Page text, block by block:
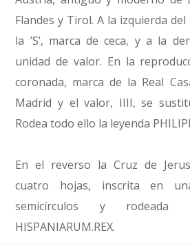
Flandes y Tirol. A la izquierda
la ’S’, marca de ceca, y a la
unidad de valor. En la
coronada, marca de la Real
Madrid y el valor, IIII, se
Rodea todo ello la leyenda
En el reverso la Cruz de
cuatro hojas, inscrita en
semicírculos y
HISPANIARUM.REX.